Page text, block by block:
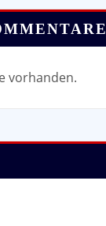
vorhanden.